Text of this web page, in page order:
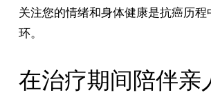
关注您的情绪和身体健康是抗癌历程
环。
在治疗期间陪伴亲